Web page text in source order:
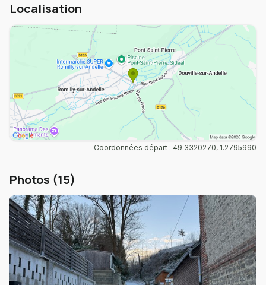
Localisation
Coordonnées départ : 49.3320270, 1.2795990
Photos (15)